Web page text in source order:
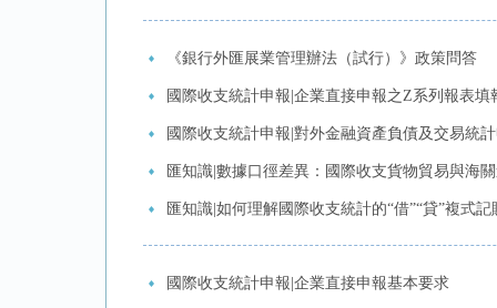
《銀行外匯展業管理辦法（試行）》政策問答
國際收支統計申報|企業直接申報之Z系列報表填
國際收支統計申報|對外金融資產負債及交易統
匯知識|數據口徑差異：國際收支貨物貿易與海
匯知識|如何理解國際收支統計的“借”“貸”複式記
國際收支統計申報|企業直接申報基本要求